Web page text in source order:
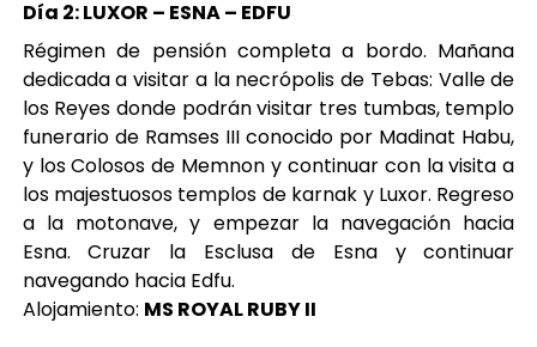
Día 2: LUXOR – ESNA – EDFU
Régimen de pensión completa a bordo. Mañana
dedicada a visitar a la necrópolis de Tebas: Valle de
los Reyes donde podrán visitar tres tumbas, templo
funerario de Ramses III conocido por Madinat Habu,
y los Colosos de Memnon y continuar con la visita a
los majestuosos templos de karnak y Luxor. Regreso
a la motonave, y empezar la navegación hacia
Esna. Cruzar la Esclusa de Esna y continuar
navegando hacia Edfu.
Alojamiento: MS ROYAL RUBY II